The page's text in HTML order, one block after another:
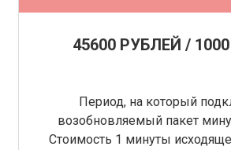
45600 РУБЛЕЙ /
Период, на который
возобновляемый пакет
Стоимость 1 минуты